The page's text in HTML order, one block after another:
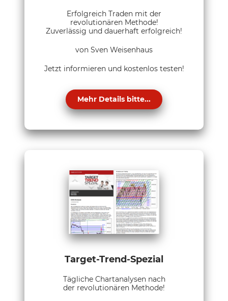
Erfolgreich Traden mit der
revolutionären Methode!
Zuverlässig und dauerhaft erfolgreich!
von Sven Weisenhaus
Jetzt informieren und kostenlos testen!
Mehr Details bitte...
Target-Trend-Spezial
Tägliche Chartanalysen nach
der revolutionären Methode!